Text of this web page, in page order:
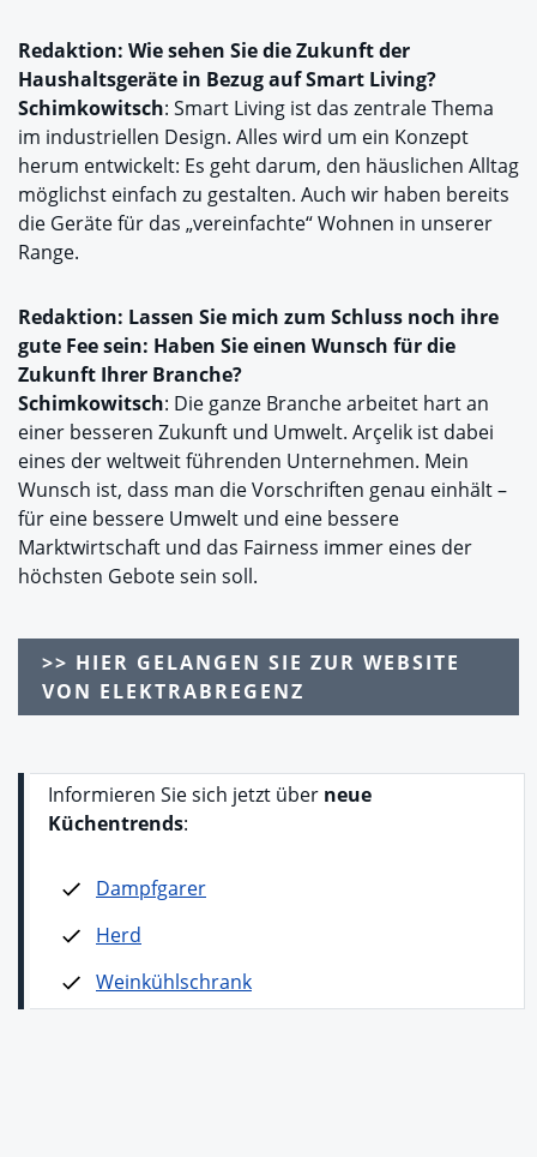
Redaktion: Wie sehen Sie die Zukunft der
Haushaltsgeräte in Bezug auf Smart Living?
Schimkowitsch: Smart Living ist das zentrale Thema
im industriellen Design. Alles wird um ein Konzept
herum entwickelt: Es geht darum, den häuslichen Alltag
möglichst einfach zu gestalten. Auch wir haben bereits
die Geräte für das „vereinfachte“ Wohnen in unserer
Range.
Redaktion: Lassen Sie mich zum Schluss noch ihre
gute Fee sein: Haben Sie einen Wunsch für die
Zukunft Ihrer Branche?
Schimkowitsch: Die ganze Branche arbeitet hart an
einer besseren Zukunft und Umwelt. Arçelik ist dabei
eines der weltweit führenden Unternehmen. Mein
Wunsch ist, dass man die Vorschriften genau einhält –
für eine bessere Umwelt und eine bessere
Marktwirtschaft und das Fairness immer eines der
höchsten Gebote sein soll.
>> HIER GELANGEN SIE ZUR WEBSITE
VON ELEKTRABREGENZ
Informieren Sie sich jetzt über neue
Küchentrends:
Dampfgarer
Herd
Weinkühlschrank